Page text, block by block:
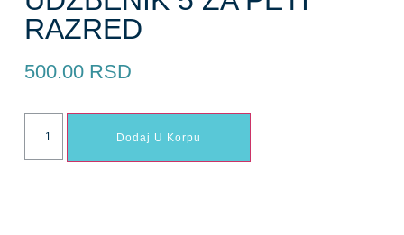
RAZRED
500.00 RSD
Dodaj U Korpu